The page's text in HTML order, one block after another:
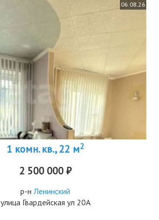
06.08.26
1 комн. кв., 22 м2
2 500 000 ₽
р-н Ленинский
улица Гвардейская ул 20А